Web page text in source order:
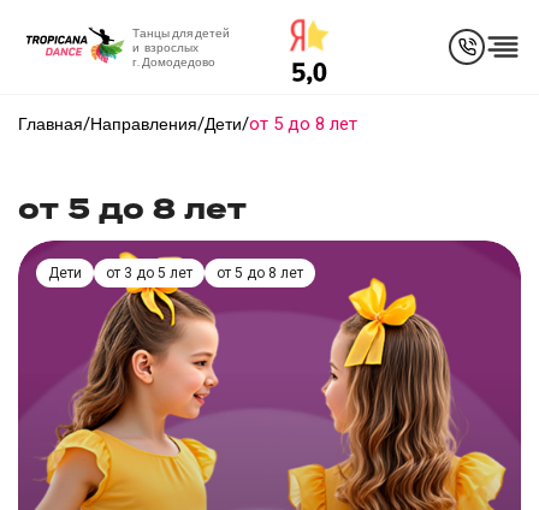
Танцы для детей
и взрослых
г. Домодедово
Главная/Направления/Дети/от 5 до 8 лет
от 5 до 8 лет
Дети от 3 до 5 лет от 5 до 8 лет